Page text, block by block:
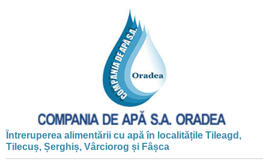
Întreruperea alimentării cu apă în localitățile Tileagd,
Tilecuș, Șerghiș, Vârciorog și Fâșca